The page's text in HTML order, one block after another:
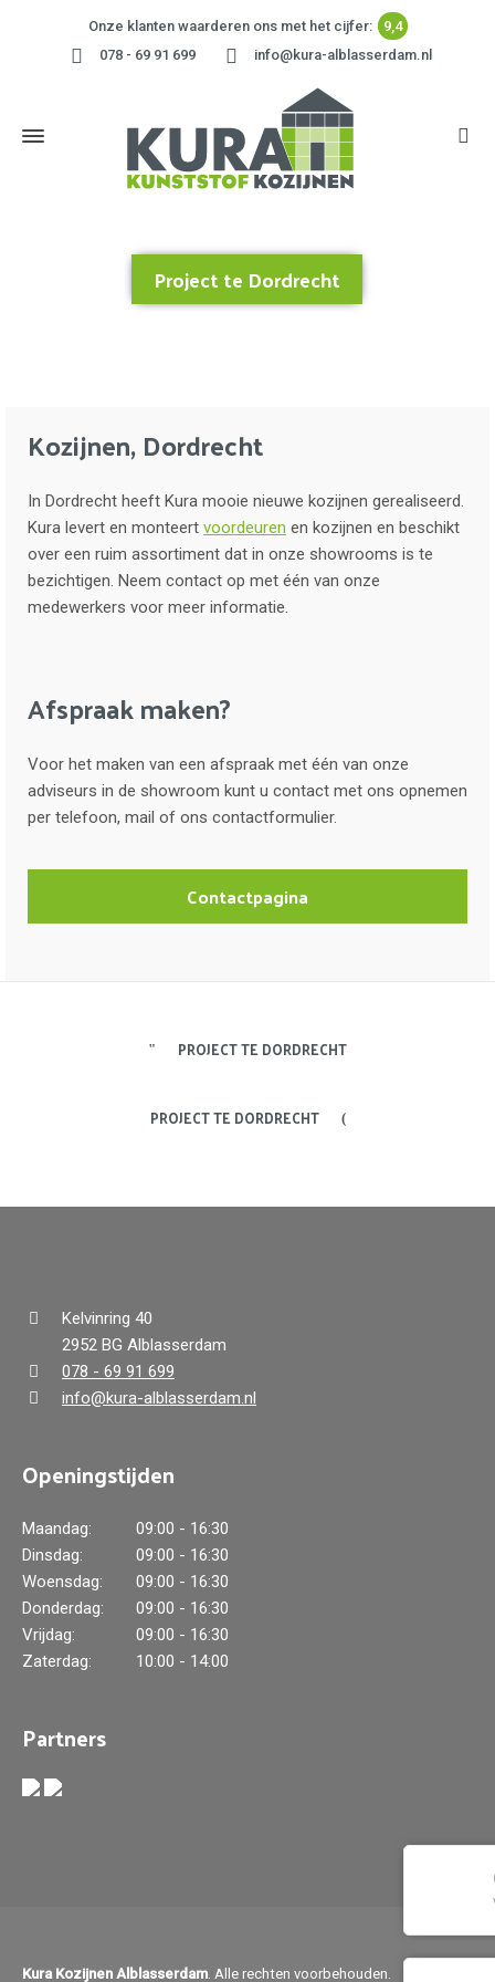
Onze klanten waarderen ons met het cijfer:
9,4
078 - 69 91 699
info@kura-alblasserdam.nl
Project te Dordrecht
Kozijnen, Dordrecht
In Dordrecht heeft Kura mooie nieuwe kozijnen gerealiseerd.
Kura levert en monteert voordeuren en kozijnen en beschikt
over een ruim assortiment dat in onze showrooms is te
bezichtigen. Neem contact op met één van onze
medewerkers voor meer informatie.
Afspraak maken?
Voor het maken van een afspraak met één van onze
adviseurs in de showroom kunt u contact met ons opnemen
per telefoon, mail of ons contactformulier.
Contactpagina
PROJECT TE DORDRECHT
PROJECT TE DORDRECHT
Kelvinring 40
2952 BG Alblasserdam
078 - 69 91 699
info@kura-alblasserdam.nl
Openingstijden
Maandag:
09:00 - 16:30
Dinsdag:
09:00 - 16:30
Woensdag:
09:00 - 16:30
Donderdag:
09:00 - 16:30
Vrijdag:
09:00 - 16:30
Zaterdag:
10:00 - 14:00
Partners
Kura Kozijnen Alblasserdam. Alle rechten voorbehouden.